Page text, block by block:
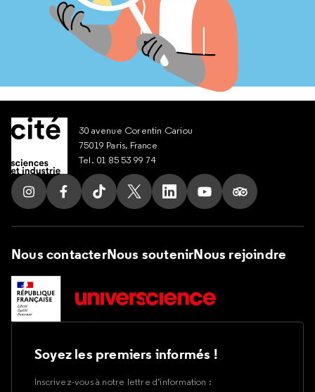
30 avenue Corentin Cariou
75019 Paris, France
Tel. 01 85 53 99 74
Suivez nous sur Instagram
Suivez nous sur Facebook
Suivez nous sur Tik Tok
Suivez nous sur X
Suivez nous sur LinkedIn
Suivez nous sur
Suivez nous
Nous contacterNous soutenirNous rejoindre
Soyez les premiers informés !
Inscrivez-vous à notre lettre d’information :